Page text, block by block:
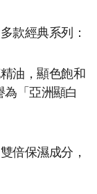
款經典系列：
油，顯色飽和
為「亞洲顯白
倍保濕成分，